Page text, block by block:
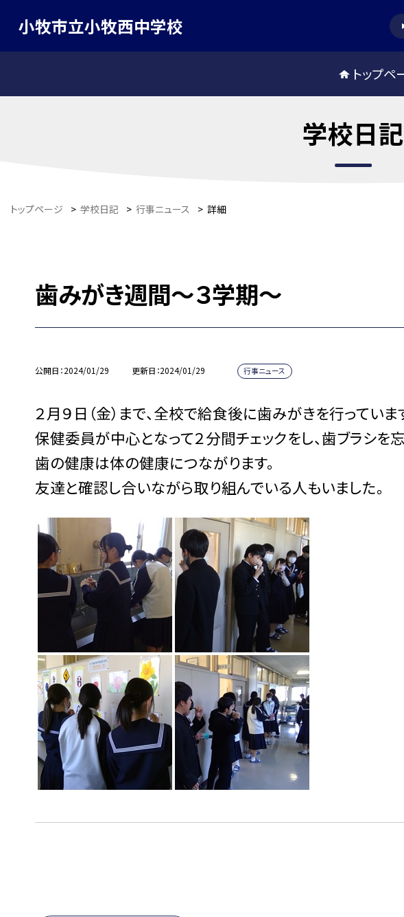
小牧市立小牧西中学校
トップペ
学校日記
トップページ > 学校日記 > 行事ニュース > 詳細
歯みがき週間〜３学期〜
公開日 2024/01/29 更新日 2024/01/29 行事ニュース
２月９日（金）まで、全校で給食後に歯みがきを行っていま
保健委員が中心となって２分間チェックをし、歯ブラシを
歯の健康は体の健康につながります。
友達と確認し合いながら取り組んでいる人もいました。